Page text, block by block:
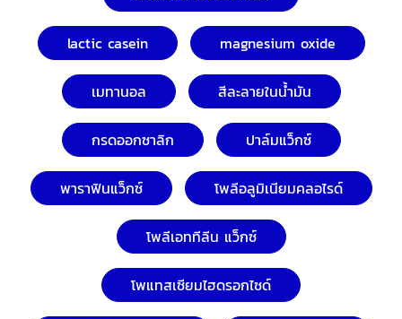
lactic casein magnesium oxide
เมทานอล สีละลายในน้ำมัน
กรดออกซาลิก ปาล์มแว็กซ์
พาราฟินแว็กซ์ โพลีอลูมิเนียมคลอไรด์
โพลีเอททีลีน แว็กซ์
โพแทสเซียมไฮดรอกไซด์